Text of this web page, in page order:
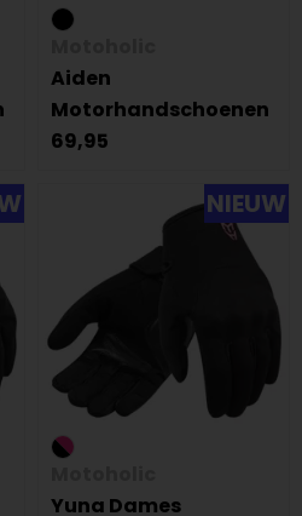
Aiden
Motorhandschoenen
69,95
NIEUW
Yuna Dames